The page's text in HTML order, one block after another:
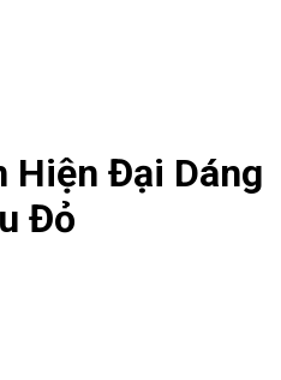
Hiện Đại Dáng
Đỏ